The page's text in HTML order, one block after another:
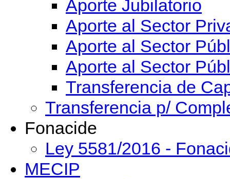
Aporte Jubilatorio
Aporte al Sector
Aporte al Sector
Aporte al Sector
Transferencia de
Transferencia p/
Fonacide
Ley 5581/2016 -
MECIP